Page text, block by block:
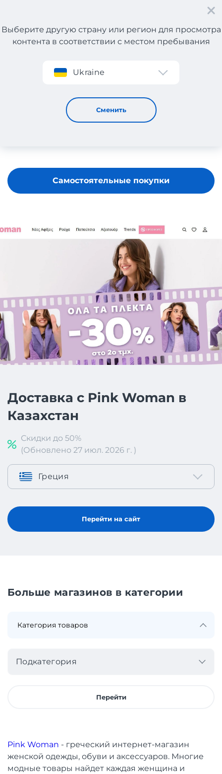
Регистрация
Выберите другую страну или регион для просмотра
контента в соответствии с местом пребывания
Ukraine
Сменить
Pink Woman
Самостоятельные покупки
Доставка с Pink Woman в
Казахстан
Скидки до 50%
(Обновлено 27 июл. 2026 г. )
Греция
Перейти на сайт
Больше магазинов в категории
Подкатегория
Перейти
Pink Woman - греческий интернет-магазин
женской одежды, обуви и аксессуаров. Многие
модные товары найдет каждая женщина и